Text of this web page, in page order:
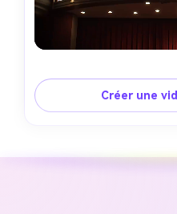
Créer une